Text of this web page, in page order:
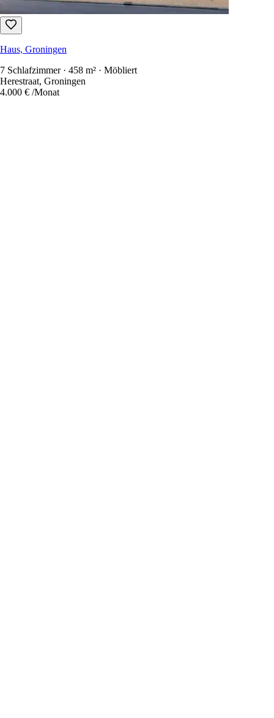
Haus, Groningen
7 Schlafzimmer · 458 m² · Möbliert
Herestraat, Groningen
4.000 € /Monat